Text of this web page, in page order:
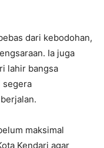
dari kebodohan,
Ia juga
lahir bangsa
segera
maksimal
Kendari agar